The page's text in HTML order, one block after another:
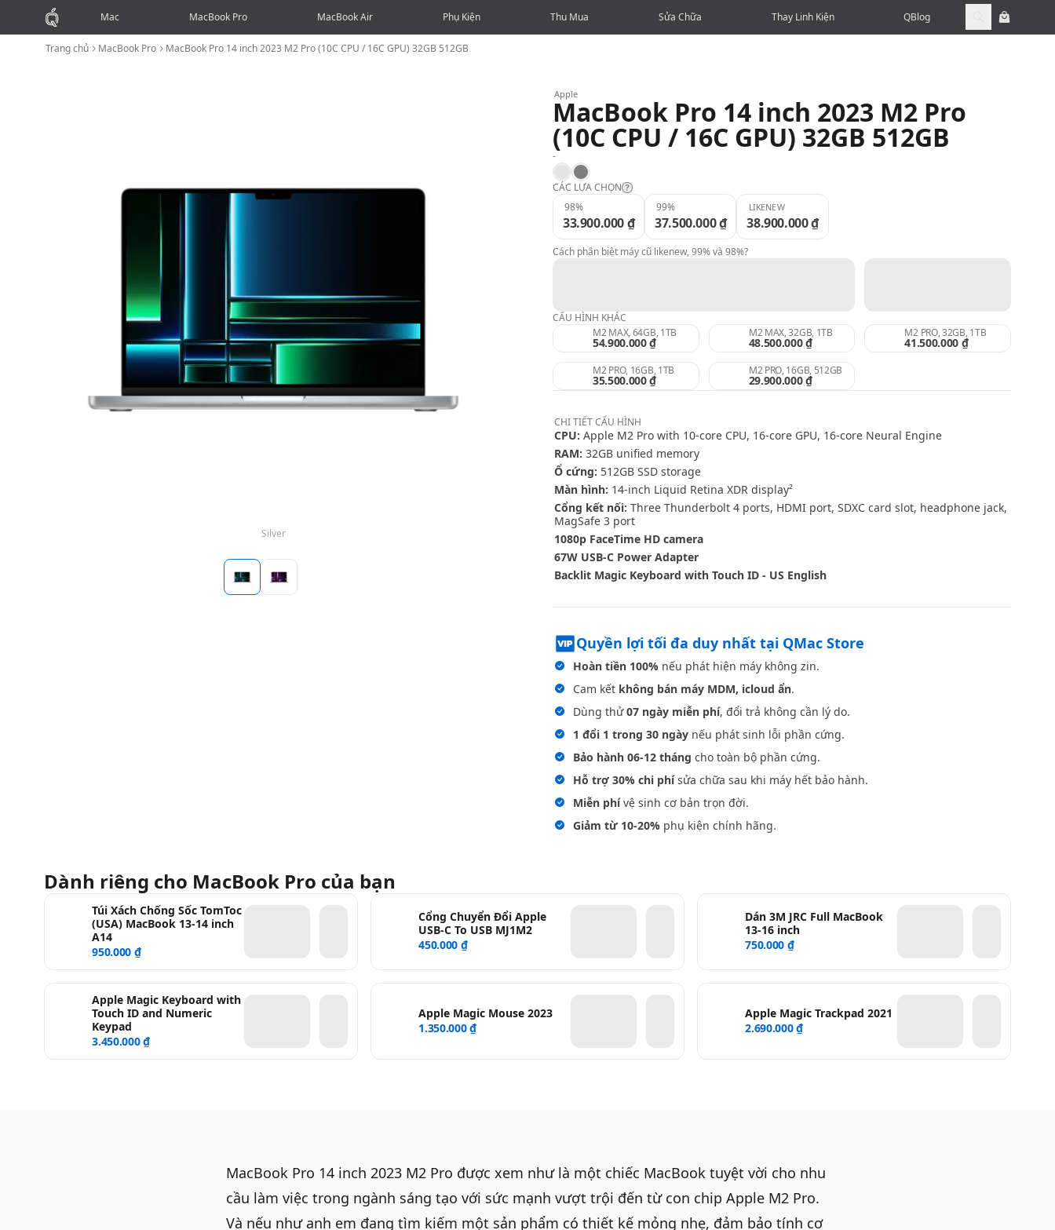
Mac MacBook Pro MacBook Air Phụ Kiện Thu Mua Sửa Chữa Thay Linh Kiện QBlog
Trang chủ MacBook Pro MacBook Pro 14 inch 2023 M2 Pro (10C CPU / 16C GPU) 32GB 512GB
Silver
Apple
MacBook Pro 14 inch 2023 M2 Pro
(10C CPU / 16C GPU) 32GB 512GB
-
SilverSpace Gray
CÁC LỰA CHỌN
Likenew:
98%:
98%
33.900.000 ₫
99%
37.500.000 ₫
LIKENEW
38.900.000 ₫
Cách phân biệt máy cũ likenew, 99% và 98%?
CẤU HÌNH KHÁC
M2 MAX, 64GB, 1TB
54.900.000 ₫
M2 MAX, 32GB, 1TB
48.500.000 ₫
M2 PRO, 32GB, 1TB
41.500.000 ₫
M2 PRO, 16GB, 1TB
35.500.000 ₫
M2 PRO, 16GB, 512GB
29.900.000 ₫
CHI TIẾTCẤU HÌNH
CPU: Apple M2 Pro with 10‑core CPU, 16‑core GPU, 16‑core Neural Engine
RAM: 32GB unified memory
Ổ cứng: 512GB SSD storage
Màn hình: 14-inch Liquid Retina XDR display²
Cổng kết nối: Three Thunderbolt 4 ports, HDMI port, SDXC card slot, headphone jack,
MagSafe 3 port
1080p FaceTime HD camera
67W USB-C Power Adapter
Backlit Magic Keyboard with Touch ID - US English
Quyền lợi tối đa duy nhất tại QMac Store
Hoàn tiền 100% nếu phát hiện máy không zin.
Cam kết không bán máy MDM, icloud ẩn.
Dùng thử07 ngày miễn phí, đổi trả không cần lý do.
1 đổi 1 trong 30 ngày nếu phát sinh lỗi phần cứng.
Bảo hành 06-12 tháng cho toàn bộ phần cứng.
Hỗ trợ 30% chi phísửa chữa sau khi máy hết bảo hành.
Miễn phívệ sinh cơ bản trọn đời.
Giảm từ 10-20% phụ kiện chính hãng.
Dành riêng cho MacBook Pro của bạn
Túi Xách Chống Sốc TomToc
(USA) MacBook 13-14 inch
A14
950.000 ₫
Cổng Chuyển Đổi Apple
USB-C To USB MJ1M2
450.000 ₫
Dán 3M JRC Full MacBook
13-16 inch
750.000 ₫
Apple Magic Keyboard with
Touch ID and Numeric
Keypad
3.450.000 ₫
Apple Magic Mouse 2023
1.350.000 ₫
Apple Magic Trackpad 2021
2.690.000 ₫
MacBook Pro 14 inch 2023 M2 Pro được xem như là một chiếc MacBook tuyệt vời cho nhu
cầu làm việc trong ngành sáng tạo với sức mạnh vượt trội đến từ con chip Apple M2 Pro.
Và nếu như anh em đang tìm kiếm một sản phẩm có thiết kế mỏng nhẹ, đảm bảo tính cơ